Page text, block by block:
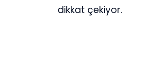
dikkat çekiyor.